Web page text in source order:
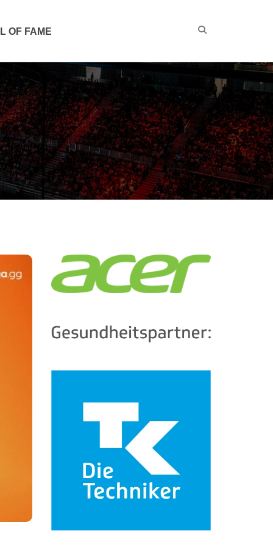
OF FAME